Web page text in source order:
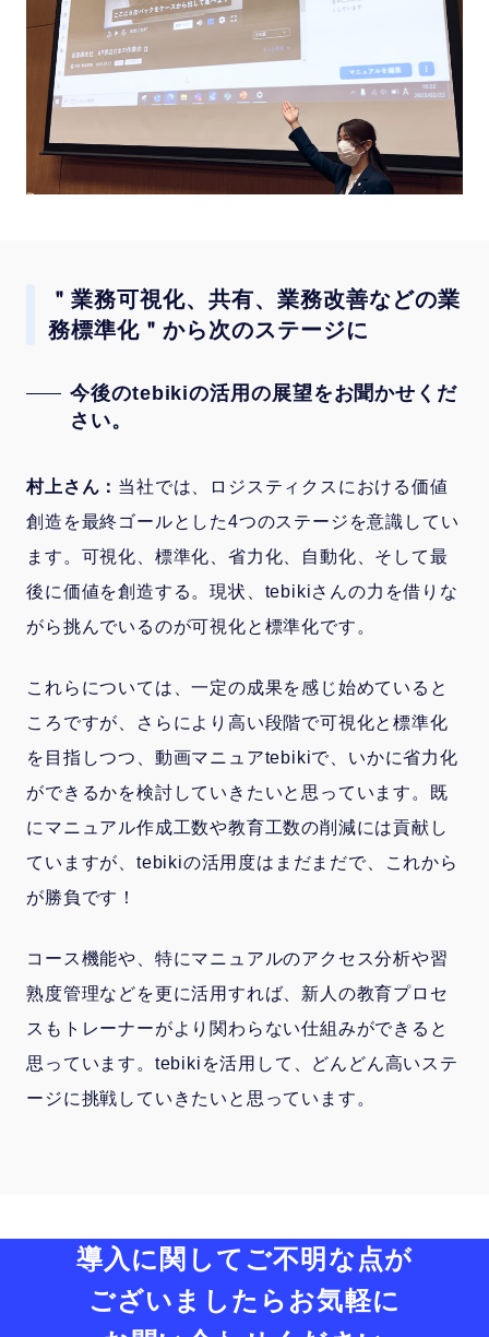
＂業務可視化、共有、業務改善などの業
務標準化＂から次のステージに
今後のtebikiの活用の展望をお聞かせくだ
さい。
村上さん： 当社では、ロジスティクスにおける価値
創造を最終ゴールとした4つのステージを意識してい
ます。可視化、標準化、省力化、自動化、そして最
後に価値を創造する。現状、tebikiさんの力を借りな
がら挑んでいるのが可視化と標準化です。
これらについては、一定の成果を感じ始めていると
ころですが、さらにより高い段階で可視化と標準化
を目指しつつ、動画マニュアtebikiで、いかに省力化
ができるかを検討していきたいと思っています。既
にマニュアル作成工数や教育工数の削減には貢献し
ていますが、tebikiの活用度はまだまだで、これから
が勝負です！
コース機能や、特にマニュアルのアクセス分析や習
熟度管理などを更に活用すれば、新人の教育プロセ
スもトレーナーがより関わらない仕組みができると
思っています。tebikiを活用して、どんどん高いステ
ージに挑戦していきたいと思っています。
導入に関してご不明な点が
ございましたら お気軽に